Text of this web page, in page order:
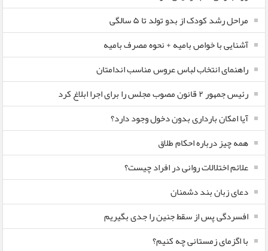
مراحل رشد کودک از بدو تولد تا ۵ سالگی
آشنایی با خواص بامیه + نحوه مصرف بامیه
راهنمای انتخاب لباس عروس مناسب اندامتان
رئیس جمهور ۲ قانون مصوب مجلس را برای اجرا ابلاغ کرد
آیا امکان بارداری بدون دخول وجود دارد؟
همه چیز درباره احکام طلاق
علائم اختلالات روانی در افراد چیست؟
دعای زبان بند دشمنان
افسردگی پس از سقط جنین را جدی بگیریم
با اگزمای زمستانی چه کنیم؟